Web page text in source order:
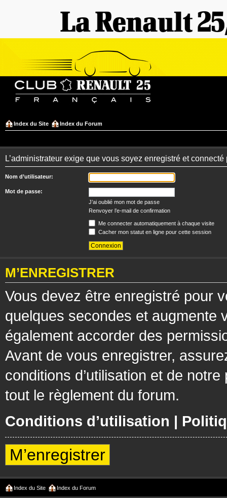
Index du Site Index du Forum
L’administrateur exige que vous soyez enregistré et
Nom d’utilisateur:
Mot de passe:
J’ai oublié mon mot de passe
Renvoyer l’e-mail de confirmation
Me connecter automatiquement à chaque visite
Cacher mon statut en ligne pour cette session
M’ENREGISTRER
Vous devez être enregistré pour
quelques secondes et augmente
également accorder des
Avant de vous enregistrer,
conditions d’utilisation et de
tout le règlement du forum.
Conditions d’utilisation |
M’enregistrer
Index du Site Index du Forum